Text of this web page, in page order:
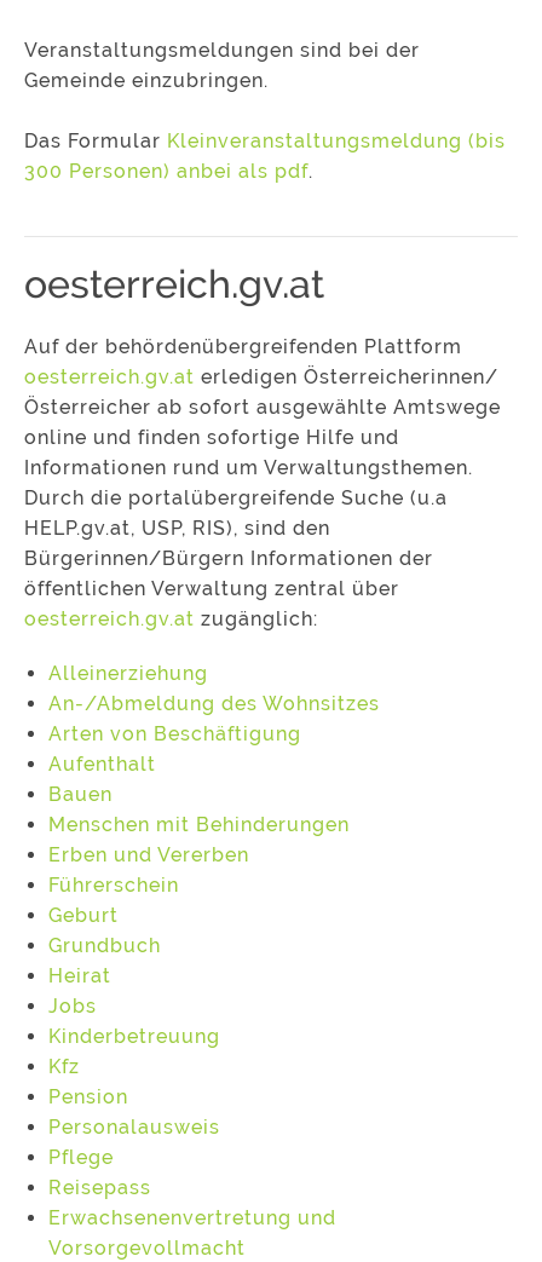
Veranstaltungsmeldungen sind bei der
Gemeinde einzubringen.
Das Formular Kleinveranstaltungsmeldung (bis
300 Personen) anbei als pdf.
oesterreich.gv.at
Auf der behördenübergreifenden Plattform
oesterreich.gv.at erledigen Österreicherinnen/
Österreicher ab sofort ausgewählte Amtswege
online und finden sofortige Hilfe und
Informationen rund um Verwaltungsthemen.
Durch die portalübergreifende Suche (u.a
HELP.gv.at, USP, RIS), sind den
Bürgerinnen/Bürgern Informationen der
öffentlichen Verwaltung zentral über
oesterreich.gv.at zugänglich:
Alleinerziehung
An-/Abmeldung des Wohnsitzes
Arten von Beschäftigung
Aufenthalt
Bauen
Menschen mit Behinderungen
Erben und Vererben
Führerschein
Geburt
Grundbuch
Heirat
Jobs
Kinderbetreuung
Kfz
Pension
Personalausweis
Pflege
Reisepass
Erwachsenenvertretung und
Vorsorgevollmacht